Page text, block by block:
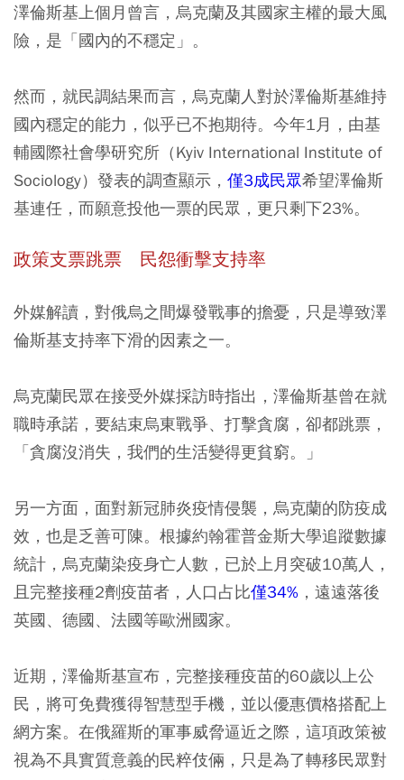
澤倫斯基上個月曾言，烏克蘭及其國家主權的最大風
險，是「國內的不穩定」。
然而，就民調結果而言，烏克蘭人對於澤倫斯基維持
國內穩定的能力，似乎已不抱期待。今年1月，由基
輔國際社會學研究所（Kyiv International Institute of
Sociology）發表的調查顯示， 僅3成民眾希望澤倫斯
基連任，而願意投他一票的民眾，更只剩下23%。
政策支票跳票 民怨衝擊支持率
外媒解讀，對俄烏之間爆發戰事的擔憂，只是導致澤
倫斯基支持率下滑的因素之一。
烏克蘭民眾在接受外媒採訪時指出，澤倫斯基曾在就
職時承諾，要結束烏東戰爭、打擊貪腐，卻都跳票，
「貪腐沒消失，我們的生活變得更貧窮。」
另一方面，面對新冠肺炎疫情侵襲，烏克蘭的防疫成
效，也是乏善可陳。根據約翰霍普金斯大學追蹤數據
統計，烏克蘭染疫身亡人數，已於上月突破10萬人，
且完整接種2劑疫苗者，人口占比僅34% ，遠遠落後
英國、德國、法國等歐洲國家。
近期，澤倫斯基宣布，完整接種疫苗的60歲以上公
民，將可免費獲得智慧型手機，並以優惠價格搭配上
網方案。在俄羅斯的軍事威脅逼近之際，這項政策被
視為不具實質意義的民粹伎倆，只是為了轉移民眾對